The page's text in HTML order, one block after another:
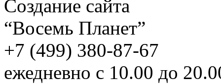
Создание сайта
“Восемь Планет”
+7 (499) 380-87-67
ежедневно с 10.00 до